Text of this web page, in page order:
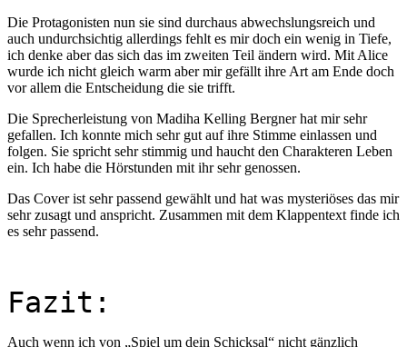
Die Protagonisten nun sie sind durchaus abwechslungsreich und
auch undurchsichtig allerdings fehlt es mir doch ein wenig in Tiefe,
ich denke aber das sich das im zweiten Teil ändern wird. Mit Alice
wurde ich nicht gleich warm aber mir gefällt ihre Art am Ende doch
vor allem die Entscheidung die sie trifft.
Die Sprecherleistung von Madiha Kelling Bergner hat mir sehr
gefallen. Ich konnte mich sehr gut auf ihre Stimme einlassen und
folgen. Sie spricht sehr stimmig und haucht den Charakteren Leben
ein. Ich habe die Hörstunden mit ihr sehr genossen.
Das Cover ist sehr passend gewählt und hat was mysteriöses das mir
sehr zusagt und anspricht. Zusammen mit dem Klappentext finde ich
es sehr passend.
Fazit:
Auch wenn ich von „Spiel um dein Schicksal“ nicht gänzlich